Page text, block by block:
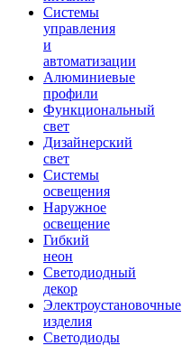
Системы
управления
и
автоматизации
Алюминиевые
профили
Функциональный
свет
Дизайнерский
свет
Системы
освещения
Наружное
освещение
Гибкий
неон
Светодиодный
декор
Электроустановочные
изделия
Светодиоды